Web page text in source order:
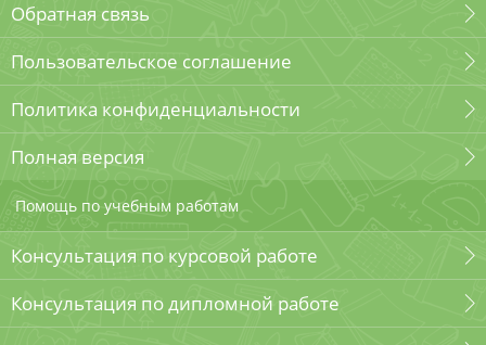
Обратная связь
Пользовательское соглашение
Политика конфиденциальности
Полная версия
Помощь по учебным работам
Консультация по курсовой работе
Консультация по дипломной работе